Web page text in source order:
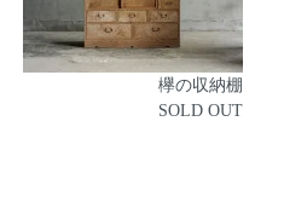
欅の収納棚
SOLD OUT